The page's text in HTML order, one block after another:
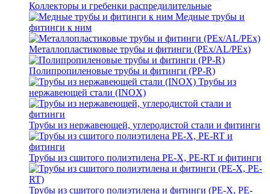
Коллекторы и гребенки распредилительные
Медные трубы и
фитинги к ним
Металлопластиковые трубы и фитинги (PEx/AL/PEx)
Полипропиленовые трубы и фитинги (PP-R)
Трубы из
нержавеющей стали (INOX)
Трубы из нержавеющей, углеродистой стали и фитинги
Трубы из сшитого полиэтилена PE-X, PE-RT и фитинги
Трубы из сшитого полиэтилена и фитинги (PE-X, PE-